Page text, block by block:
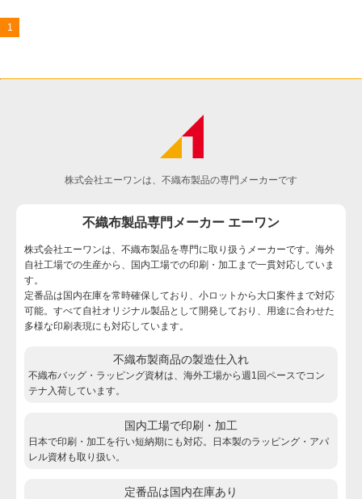
1
株式会社エーワンは、不織布製品の専門メーカーです
不織布製品専門メーカー エーワン
株式会社エーワンは、不織布製品を専門に取り扱うメーカーです。海外
自社工場での生産から、国内工場での印刷・加工まで一貫対応していま
す。
定番品は国内在庫を常時確保しており、小ロットから大口案件まで対応
可能。すべて自社オリジナル製品として開発しており、用途に合わせた
多様な印刷表現にも対応しています。
不織布製商品の製造仕入れ
不織布バッグ・ラッピング資材は、海外工場から週1回ペースでコン
テナ入荷しています。
国内工場で印刷・加工
日本で印刷・加工を行い短納期にも対応。日本製のラッピング・アパ
レル資材も取り扱い。
定番品は国内在庫あり